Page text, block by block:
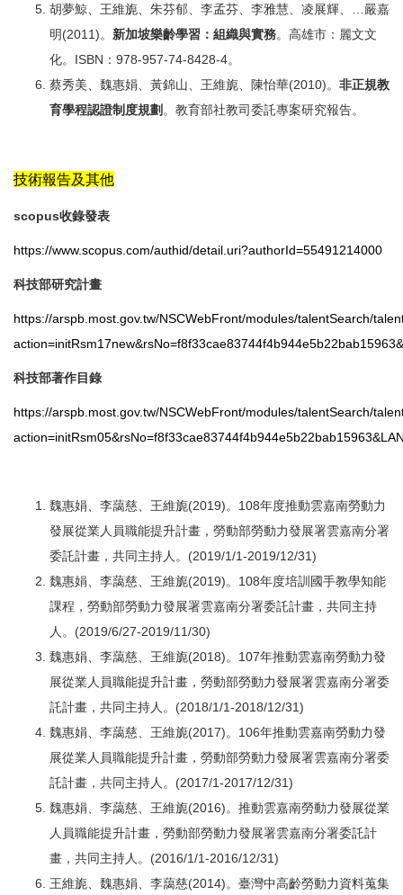
胡夢鯨、王維旎、朱芬郁、李孟芬、李雅慧、凌展輝、…嚴嘉
明(2011)。 新加坡樂齡學習：組織與實務。高雄市：麗文文
化。ISBN：978-957-74-8428-4。
蔡秀美、魏惠娟、黃錦山、王維旎、陳怡華(2010)。 非正規教
育學程認證制度規劃 。教育部社教司委託專案研究報告。
技術報告及其他
scopus收錄發表
https://www.scopus.com/authid/detail.uri?authorId=55491214000
科技部研究計畫
https://arspb.most.gov.tw/NSCWebFront/modules/talentSearch/
科技部著作目錄
https://arspb.most.gov.tw/NSCWebFront/modules/talentSearch/
魏惠娟、李藹慈、王維旎(2019)。108年度推動雲嘉南勞動力
發展從業人員職能提升計畫，勞動部勞動力發展署雲嘉南分署
委託計畫，共同主持人。(2019/1/1-2019/12/31)
魏惠娟、李藹慈、王維旎(2019)。108年度培訓國手教學知能
課程，勞動部勞動力發展署雲嘉南分署委託計畫，共同主持
人。(2019/6/27-2019/11/30)
魏惠娟、李藹慈、王維旎(2018)。107年推動雲嘉南勞動力發
展從業人員職能提升計畫，勞動部勞動力發展署雲嘉南分署委
託計畫，共同主持人。(2018/1/1-2018/12/31)
魏惠娟、李藹慈、王維旎(2017)。106年推動雲嘉南勞動力發
展從業人員職能提升計畫，勞動部勞動力發展署雲嘉南分署委
託計畫，共同主持人。(2017/1-2017/12/31)
魏惠娟、李藹慈、王維旎(2016)。推動雲嘉南勞動力發展從業
人員職能提升計畫，勞動部勞動力發展署雲嘉南分署委託計
畫，共同主持人。(2016/1/1-2016/12/31)
王維旎、魏惠娟、李藹慈(2014)。臺灣中高齡勞動力資料蒐集